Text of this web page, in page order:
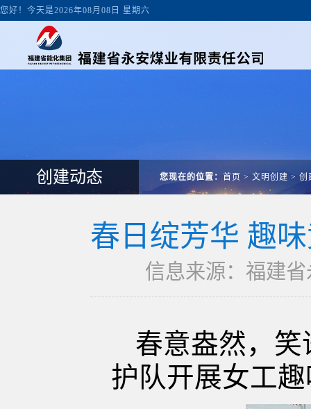
您好！今天是2026年08月08日 星期六
创建动态 您现在的位置： 首页 > 文明创建 > 创
春日绽芳华 趣
信息来源：福建
春意盎然，笑
护队开展女工